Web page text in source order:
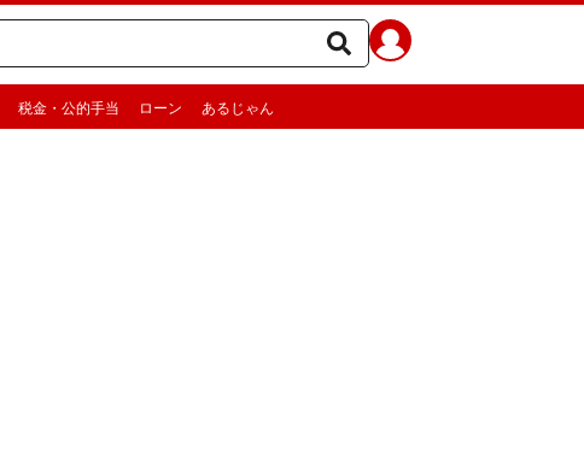
税金・公的手当 ローン あるじゃん